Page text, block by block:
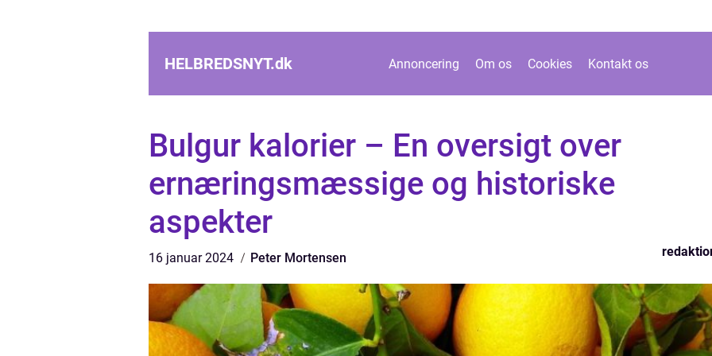
HELBREDSNYT.dk Annoncering Om os Cookies Kontakt os
Bulgur kalorier – En oversigt over
ernæringsmæssige og historiske
aspekter
16 januar 2024 Peter Mortensen